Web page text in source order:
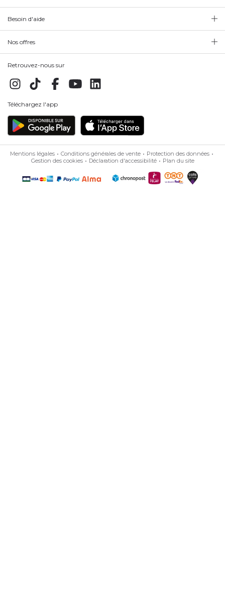
Besoin d'aide
Nos offres
Retrouvez-nous sur
Téléchargez l'app
Mentions légales Conditions générales de vente
Protection des données
Gestion des cookies
Déclaration d'accessibilité Plan du site